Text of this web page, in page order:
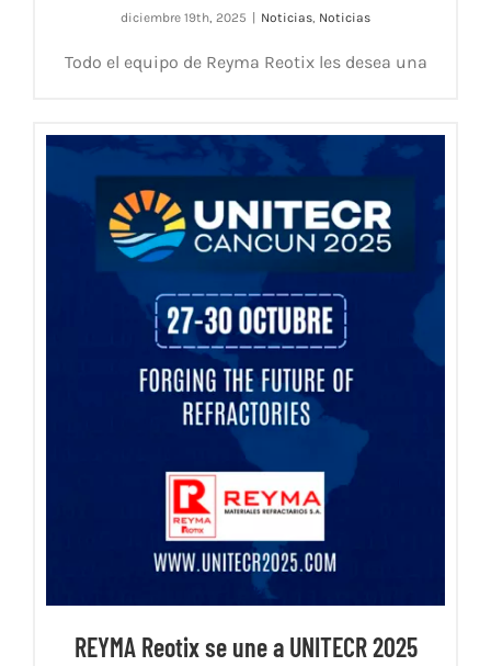
diciembre 19th, 2025 Noticias, Noticias
Todo el equipo de Reyma Reotix les desea una
REYMA Reotix se une a UNITECR 2025